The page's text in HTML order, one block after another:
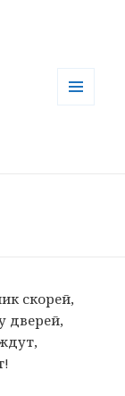
скорей,
дверей,